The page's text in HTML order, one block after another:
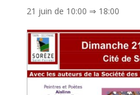
21 juin de 10:00 ⇒ 18:00